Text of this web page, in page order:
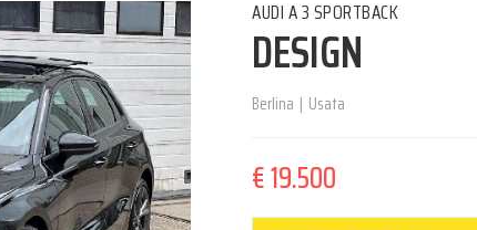
AUDI A 3 SPORTBACK
DESIGN
Berlina | Usata
€ 19.500